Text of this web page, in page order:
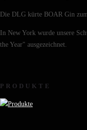
Die DLG kürte BOAR Gin
In New York wurde unsere
the Year" ausgezeichnet.
PRODUKTE